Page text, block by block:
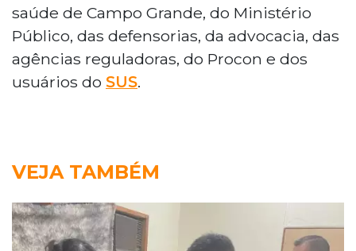
saúde de Campo Grande, do Ministério
Público, das defensorias, da advocacia, das
agências reguladoras, do Procon e dos
usuários do SUS.
VEJA TAMBÉM